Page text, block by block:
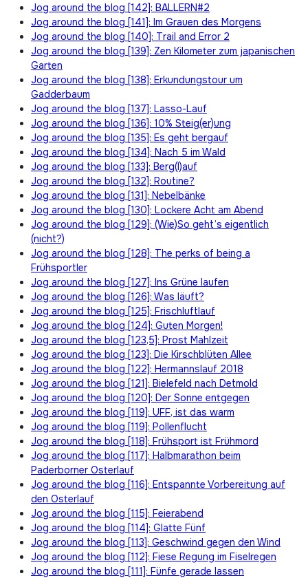
Jog around the blog [142]: BALLERN#2
Jog around the blog [141]: Im Grauen des Morgens
Jog around the blog [140]: Trail and Error 2
Jog around the blog [139]: Zen Kilometer zum japanischen
Garten
Jog around the blog [138]: Erkundungstour um
Gadderbaum
Jog around the blog [137]: Lasso-Lauf
Jog around the blog [136]: 10% Steig(er)ung
Jog around the blog [135]: Es geht bergauf
Jog around the blog [134]: Nach 5 im Wald
Jog around the blog [133]: Berg(l)auf
Jog around the blog [132]: Routine?
Jog around the blog [131]: Nebelbänke
Jog around the blog [130]: Lockere Acht am Abend
Jog around the blog [129]: (Wie)So geht’s eigentlich
(nicht?)
Jog around the blog [128]: The perks of being a
Frühsportler
Jog around the blog [127]: Ins Grüne laufen
Jog around the blog [126]: Was läuft?
Jog around the blog [125]: Frischluftlauf
Jog around the blog [124]: Guten Morgen!
Jog around the blog [123,5]: Prost Mahlzeit
Jog around the blog [123]: Die Kirschblüten Allee
Jog around the blog [122]: Hermannslauf 2018
Jog around the blog [121]: Bielefeld nach Detmold
Jog around the blog [120]: Der Sonne entgegen
Jog around the blog [119]: UFF, ist das warm
Jog around the blog [119]: Pollenflucht
Jog around the blog [118]: Frühsport ist Frühmord
Jog around the blog [117]: Halbmarathon beim
Paderborner Osterlauf
Jog around the blog [116]: Entspannte Vorbereitung auf
den Osterlauf
Jog around the blog [115]: Feierabend
Jog around the blog [114]: Glatte Fünf
Jog around the blog [113]: Geschwind gegen den Wind
Jog around the blog [112]: Fiese Regung im Fiselregen
Jog around the blog [111]: Fünfe gerade lassen